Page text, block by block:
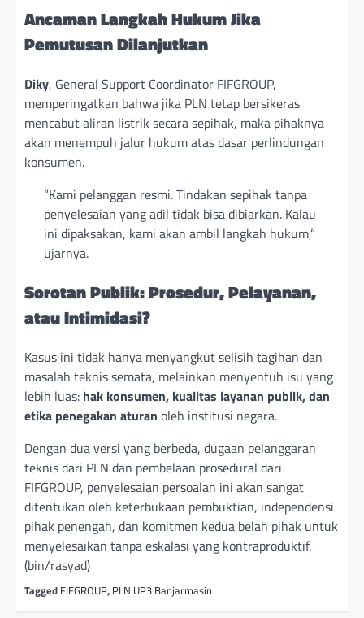
Ancaman Langkah Hukum Jika
Pemutusan Dilanjutkan
Diky, General Support Coordinator FIFGROUP,
memperingatkan bahwa jika PLN tetap bersikeras
mencabut aliran listrik secara sepihak, maka pihaknya
akan menempuh jalur hukum atas dasar perlindungan
konsumen.
“Kami pelanggan resmi. Tindakan sepihak tanpa
penyelesaian yang adil tidak bisa dibiarkan. Kalau
ini dipaksakan, kami akan ambil langkah hukum,”
ujarnya.
Sorotan Publik: Prosedur, Pelayanan,
atau Intimidasi?
Kasus ini tidak hanya menyangkut selisih tagihan dan
masalah teknis semata, melainkan menyentuh isu yang
lebih luas: hak konsumen, kualitas layanan publik, dan
etika penegakan aturan oleh institusi negara.
Dengan dua versi yang berbeda, dugaan pelanggaran
teknis dari PLN dan pembelaan prosedural dari
FIFGROUP, penyelesaian persoalan ini akan sangat
ditentukan oleh keterbukaan pembuktian, independensi
pihak penengah, dan komitmen kedua belah pihak untuk
menyelesaikan tanpa eskalasi yang kontraproduktif.
(bin/rasyad)
Tagged FIFGROUP, PLN UP3 Banjarmasin